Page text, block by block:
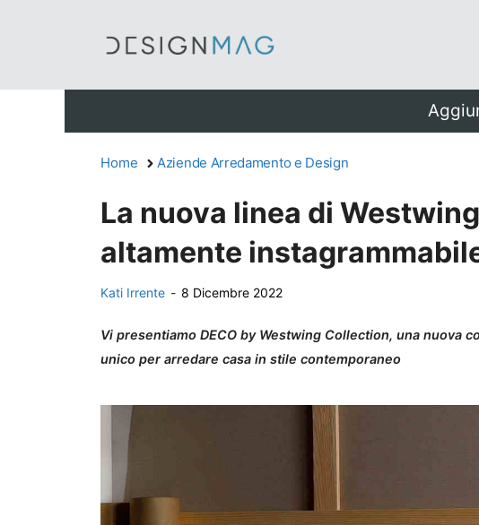
Home Aziende Arredamento e Design
La nuova linea di
altamente
Kati Irrente - 8 Dicembre 2022
Vi presentiamo DECO by Westwing Collection, una nuova
unico per arredare casa in stile contemporaneo